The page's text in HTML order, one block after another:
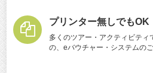
プリンター無しでもOK
多くのツアー・アクティビテ
の、eバウチャー・システムのご